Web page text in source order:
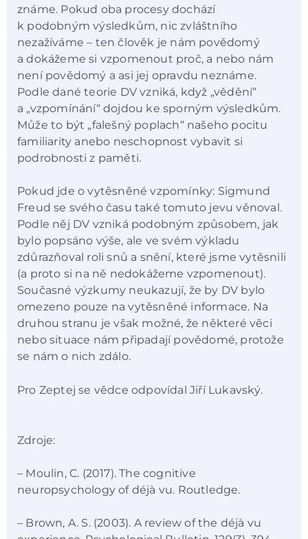
známe. Pokud oba procesy dochází
k podobným výsledkům, nic zvláštního
nezažíváme – ten člověk je nám povědomý
a dokážeme si vzpomenout proč, a nebo nám
není povědomý a asi jej opravdu neznáme.
Podle dané teorie DV vzniká, když „vědění“
a „vzpomínání“ dojdou ke sporným výsledkům.
Může to být „falešný poplach“ našeho pocitu
familiarity anebo neschopnost vybavit si
podrobnosti z paměti.
Pokud jde o vytěsněné vzpomínky: Sigmund
Freud se svého času také tomuto jevu věnoval.
Podle něj DV vzniká podobným způsobem, jak
bylo popsáno výše, ale ve svém výkladu
zdůrazňoval roli snů a snění, které jsme vytěsnili
(a proto si na ně nedokážeme vzpomenout).
Současné výzkumy neukazují, že by DV bylo
omezeno pouze na vytěsněné informace. Na
druhou stranu je však možné, že některé věci
nebo situace nám připadají povědomé, protože
se nám o nich zdálo.
Pro Zeptej se vědce odpovídal Jiří Lukavský.
Zdroje:
– Moulin, C. (2017). The cognitive
neuropsychology of déjà vu. Routledge.
– Brown, A. S. (2003). A review of the déjà vu